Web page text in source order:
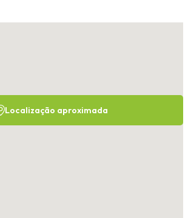
Localização aproximada